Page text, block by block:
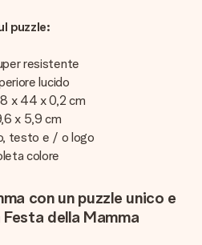
puzzle:
resistente
lucido
x 44 x 0,2 cm
x 5,9 cm
testo e / o logo
colore
con un puzzle unico e
della Mamma